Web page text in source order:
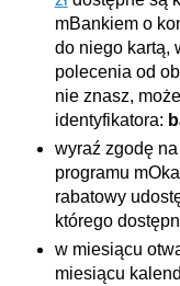
mBankiem o
do niego kartą,
polecenia od
nie znasz,
identyfikatora:
wyraź zgodę
programu
rabatowy
którego
w miesiącu
miesiącu